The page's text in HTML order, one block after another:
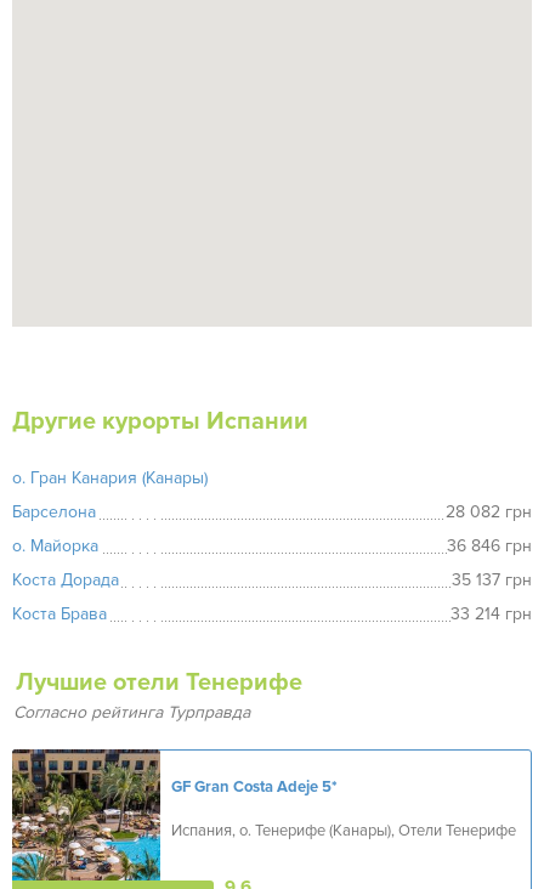
Другие курорты Испании
о. Гран Канария (Канары)
Барселона
28 082 грн
о. Майорка
36 846 грн
Коста Дорада
35 137 грн
Коста Брава
33 214 грн
Лучшие отели Тенерифе
Согласно рейтинга Турправда
GF Gran Costa Adeje5*
Испания, о. Тенерифе (Канары), Отели Тенерифе